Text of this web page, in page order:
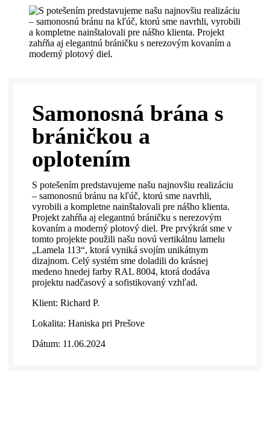
Samonosná brána s
bráničkou a
oplotením
S potešením predstavujeme našu najnovšiu realizáciu
– samonosnú bránu na kľúč, ktorú sme navrhli,
vyrobili a kompletne nainštalovali pre nášho klienta.
Projekt zahŕňa aj elegantnú bráničku s nerezovým
kovaním a moderný plotový diel. Pre prvýkrát sme v
tomto projekte použili našu novú vertikálnu lamelu
„Lamela 113“, ktorá vyniká svojím unikátnym
dizajnom. Celý systém sme doladili do krásnej
medeno hnedej farby RAL 8004, ktorá dodáva
projektu nadčasový a sofistikovaný vzhľad.
Klient: Richard P.
Lokalita: Haniska pri Prešove
Dátum: 11.06.2024